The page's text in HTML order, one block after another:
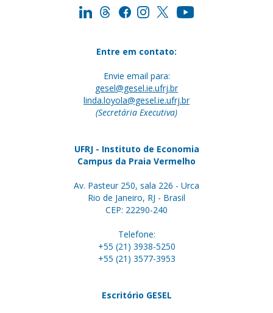
Entre em contato:
Envie email para:
gesel@gesel.ie.ufrj.br
linda.loyola@gesel.ie.ufrj.br
(Secretária Executiva)
UFRJ - Instituto de Economia
Campus da Praia Vermelho
Av. Pasteur 250, sala 226 - Urca
Rio de Janeiro, RJ - Brasil
CEP: 22290-240
Telefone:
+55 (21) 3938-5250
+55 (21) 3577-3953
Escritório GESEL